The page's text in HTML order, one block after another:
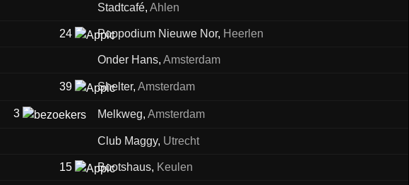
Stadtcafé, Ahlen
24 Poppodium Nieuwe Nor, Heerlen
Onder Hans, Amsterdam
39 Shelter, Amsterdam
3 Melkweg, Amsterdam
Club Maggy, Utrecht
15 Bootshaus, Keulen